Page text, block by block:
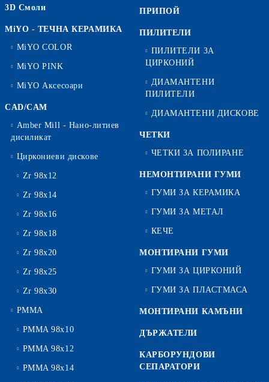
3D Смоли
MiYO - ТЕЧНА КЕРАМИКА
MiYO COLOR
MiYO PINK
MiYO Аксесоари
CAD/CAM
Amber Mill - Нано-литиев
дисиликат
Циркониеви дискове
Zr 98x12
Zr 98x14
Zr 98x16
Zr 98x18
Zr 98x20
Zr 98x25
Zr 98x30
PMMA
PMMA 98x10
PMMA 98x12
PMMA 98x14
ПРИПОЙ
ПИЛИТЕЛИ
ПИЛИТЕЛИ ЗА
ЦИРКОНИЙ
ДИАМАНТЕНИ
ПИЛИТЕЛИ
ДИАМАНТЕНИ ДИСКОВЕ
ЧЕТКИ
ЧЕТКИ ЗА ПОЛИРАНЕ
НЕМОНТИРАНИ ГУМИ
ГУМИ ЗА КЕРАМИКА
ГУМИ ЗА МЕТАЛ
КЕЧЕ
МОНТИРАНИ ГУМИ
ГУМИ ЗА ЦИРКОНИЙ
ГУМИ ЗА ПЛАСТМАСА
МОНТИРАНИ КАМЪНИ
ДЪРЖАТЕЛИ
КАРБОРУНДОВИ
СЕПАРАТОРИ